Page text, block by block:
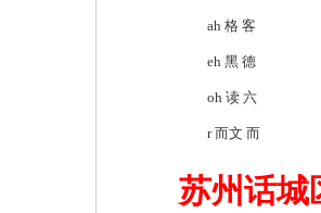
ah 格 客
eh 黑 德
oh 读 六
r 而文 而
苏州话城